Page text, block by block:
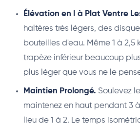
Élévation en I à Plat Ventre
haltères très légers, des
bouteilles d'eau. Même 1 à 2,5
trapèze inférieur beaucoup
plus léger que vous ne le
Maintien Prolongé. Soulevez
maintenez en haut pendant 3
lieu de 1 à 2. Le temps